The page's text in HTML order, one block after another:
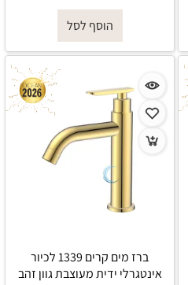
הוסף לסל
ברז מים קרים 1339 לכיור
אינטגרלי ידית מעוצבת גוון זהב